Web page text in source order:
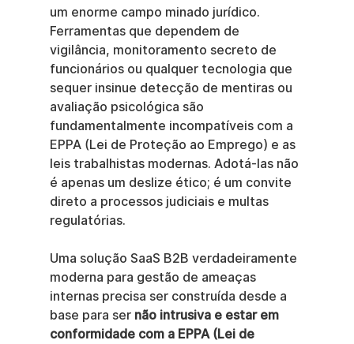
um enorme campo minado jurídico.
Ferramentas que dependem de
vigilância, monitoramento secreto de
funcionários ou qualquer tecnologia que
sequer insinue detecção de mentiras ou
avaliação psicológica são
fundamentalmente incompatíveis com a
EPPA (Lei de Proteção ao Emprego) e as
leis trabalhistas modernas. Adotá-las não
é apenas um deslize ético; é um convite
direto a processos judiciais e multas
regulatórias.
Uma solução SaaS B2B verdadeiramente
moderna para gestão de ameaças
internas precisa ser construída desde a
base para ser não intrusiva e estar em
conformidade com a EPPA (Lei de